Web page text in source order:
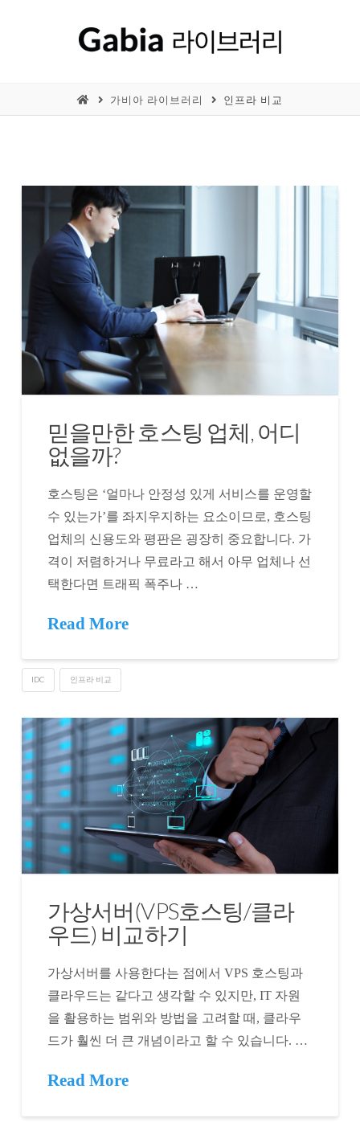
가비아 라이브러리 인프라 비교
믿을만한 호스팅 업체, 어디
없을까?
호스팅은 ‘얼마나 안정성 있게 서비스를 운영할
수 있는가’를 좌지우지하는 요소이므로, 호스팅
업체의 신용도와 평판은 굉장히 중요합니다. 가
격이 저렴하거나 무료라고 해서 아무 업체나 선
택한다면 트래픽 폭주나 …
Read More
IDC 인프라 비교
가상서버(VPS호스팅/클라
우드) 비교하기
가상서버를 사용한다는 점에서 VPS 호스팅과
클라우드는 같다고 생각할 수 있지만, IT 자원
을 활용하는 범위와 방법을 고려할 때, 클라우
드가 훨씬 더 큰 개념이라고 할 수 있습니다. …
Read More